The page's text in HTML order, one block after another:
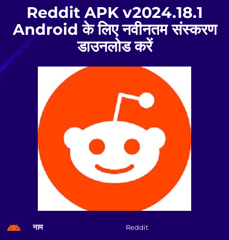
Reddit APK v2024.18.1
Android के लिए नवीनतम संस्करण
डाउनलोड करें
नाम Reddit